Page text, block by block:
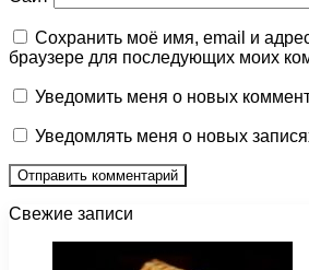
Сохранить моё имя, email и
браузере для последующих моих
Уведомить меня о новых
Уведомлять меня о новых
Свежие записи